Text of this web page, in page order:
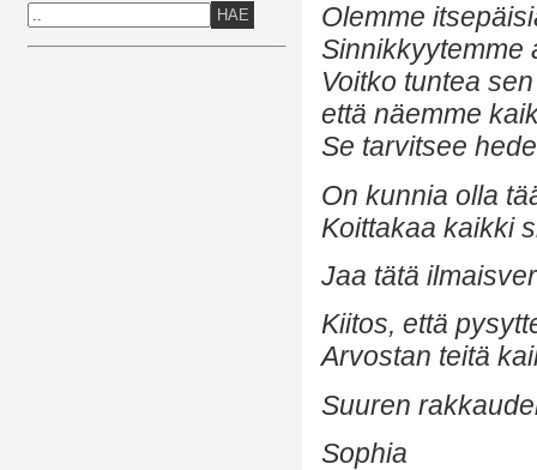
HAE
Olemme
Sinnikkyytemme
Voitko tuntea
että näemme
Se tarvitsee
On kunnia olla
Koittakaa kaikki
Jaa tätä
Kiitos, että
Arvostan teitä
Suuren
Sophia